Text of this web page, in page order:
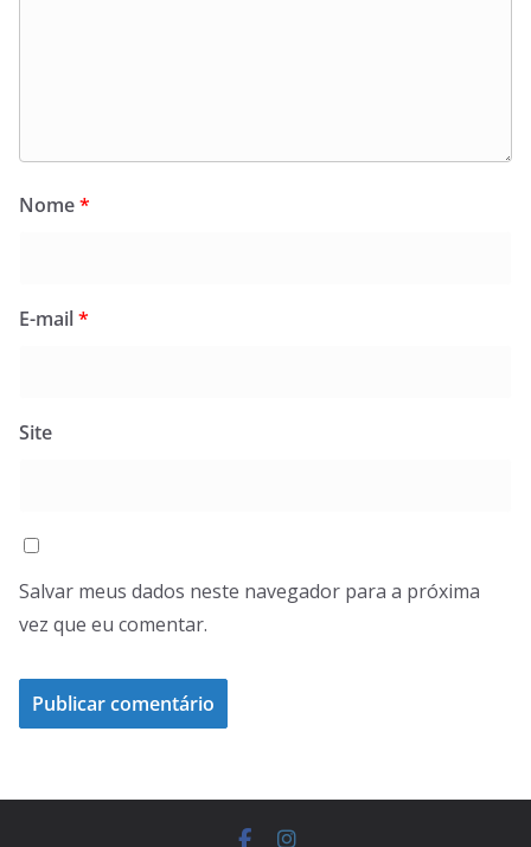
Nome*
E-mail*
Site
Salvar meus dados neste navegador para a próxima
vez que eu comentar.